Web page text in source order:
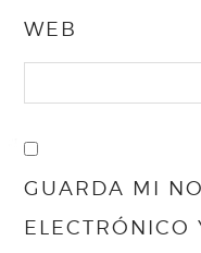
WEB
GUARDA MI
ELECTRÓNICO